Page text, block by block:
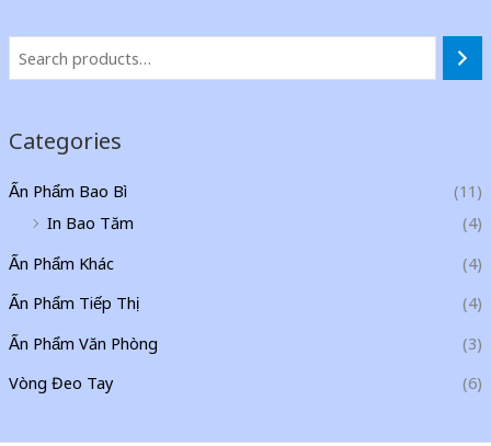
Categories
Ấn Phẩm Bao Bì
(11)
In Bao Tăm
(4)
Ấn Phẩm Khác
(4)
Ấn Phẩm Tiếp Thị
(4)
Ấn Phẩm Văn Phòng
(3)
Vòng Đeo Tay
(6)